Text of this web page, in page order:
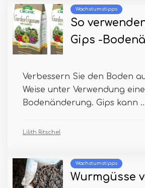
Wachstumstipps
So
Gips -
Verbessern Sie den Boden
Weise unter Verwendung
Bodenänderung. Gips kann
Lilith Ritschel
Wachstumstipps
Wurmgüsse